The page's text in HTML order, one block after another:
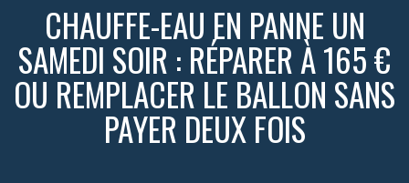
CHAUFFE-EAU EN PANNE UN
SAMEDI SOIR : RÉPARER À 165 €
OU REMPLACER LE BALLON SANS
PAYER DEUX FOIS